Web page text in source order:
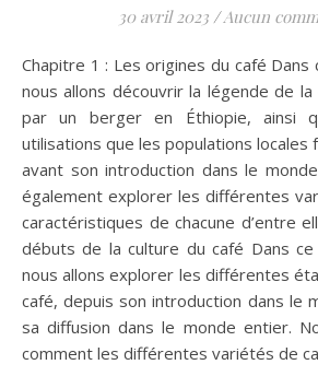
30 avril 2023 /Aucun
Chapitre 1 : Les origines du café Dans ce premier chapitre,
nous allons découvrir la légende de
par un berger en Éthiopie, ainsi
utilisations que les populations locales
avant son introduction dans le
également explorer les différentes
caractéristiques de chacune d’entre
débuts de la culture du café Dans
nous allons explorer les différentes
café, depuis son introduction dans le
sa diffusion dans le monde entier.
comment les différentes variétés de